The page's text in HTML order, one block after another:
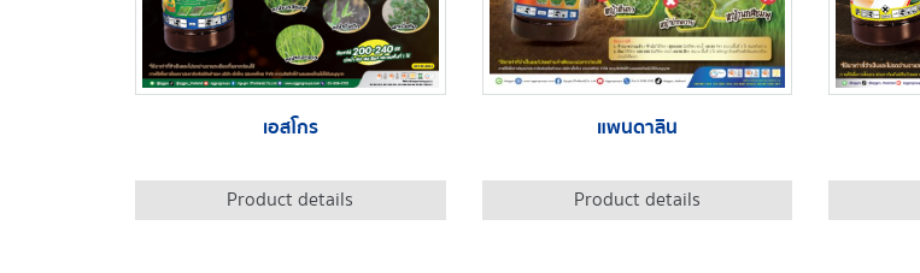
เอสโกร
Product details
แพนดาลิน
Product details